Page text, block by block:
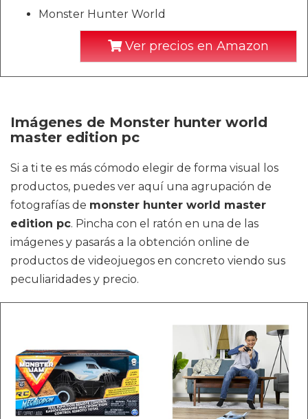
Monster Hunter World
Ver precios en Amazon
Imágenes de Monster hunter world
master edition pc
Si a ti te es más cómodo elegir de forma visual los
productos, puedes ver aquí una agrupación de
fotografías de monster hunter world master
edition pc. Pincha con el ratón en una de las
imágenes y pasarás a la obtención online de
productos de videojuegos en concreto viendo sus
peculiaridades y precio.